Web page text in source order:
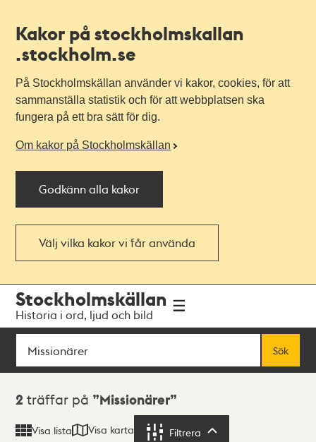
Kakor på stockholmskallan
.stockholm.se
På Stockholmskällan använder vi kakor, cookies, för att
sammanställa statistik och för att webbplatsen ska
fungera på ett bra sätt för dig.
Om kakor på Stockholmskällan
Godkänn alla kakor
Välj vilka kakor vi får använda
navigationen
huvudinnehållet
Stockholmskällan
Historia i ord, ljud och bild
Sök
Sök
Sökresultat
2 träffar på Missionärer
Visa lista Visa karta Filtrera